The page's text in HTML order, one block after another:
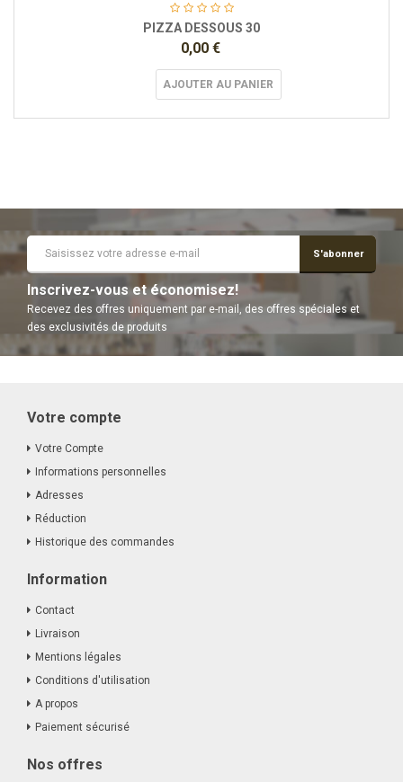
PIZZA DESSOUS 30
0,00 €
AJOUTER AU PANIER
S'abonner
Inscrivez-vous et économisez!
Recevez des offres uniquement par e-mail, des offres spéciales et
des exclusivités de produits
Votre compte
Votre Compte
Informations personnelles
Adresses
Réduction
Historique des commandes
Information
Contact
Livraison
Mentions légales
Conditions d'utilisation
A propos
Paiement sécurisé
Nos offres